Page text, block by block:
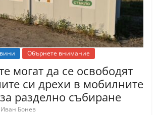
Обърнете внимание
могат да се освободят
си дрехи в мобилните
разделно събиране
Иван Бонев